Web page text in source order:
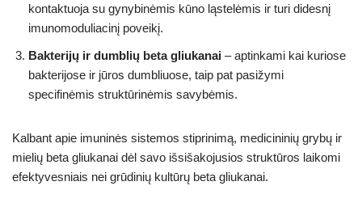
kontaktuoja su gynybinėmis kūno ląstelėmis ir turi didesnį
imunomoduliacinį poveikį.
Bakterijų ir dumblių beta gliukanai – aptinkami kai kuriose
bakterijose ir jūros dumbliuose, taip pat pasižymi
specifinėmis struktūrinėmis savybėmis.
Kalbant apie imuninės sistemos stiprinimą, medicininių grybų ir
mielių beta gliukanai dėl savo išsišakojusios struktūros laikomi
efektyvesniais nei grūdinių kultūrų beta gliukanai.